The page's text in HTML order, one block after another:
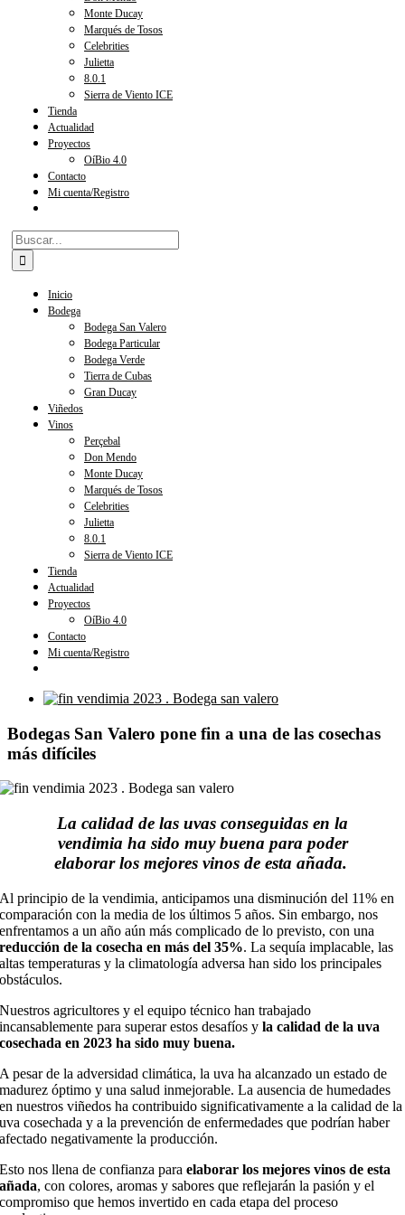
Monte Ducay
Marqués de Tosos
Celebrities
Julietta
8.0.1
Sierra de Viento ICE
Tienda
Actualidad
Proyectos
OíBio 4.0
Contacto
Mi cuenta/Registro
Buscar:
Inicio
Bodega
Bodega San Valero
Bodega Particular
Bodega Verde
Tierra de Cubas
Gran Ducay
Viñedos
Vinos
Perçebal
Don Mendo
Monte Ducay
Marqués de Tosos
Celebrities
Julietta
8.0.1
Sierra de Viento ICE
Tienda
Actualidad
Proyectos
OíBio 4.0
Contacto
Mi cuenta/Registro
Ver
más
grande
Bodegas San Valero pone fin a una de las cosechas
más difíciles
La calidad de las uvas conseguidas en la
vendimia ha sido muy buena para poder
elaborar los mejores vinos de esta añada.
Al principio de la vendimia, anticipamos una disminución del 11% en
comparación con la media de los últimos 5 años. Sin embargo, nos
enfrentamos a un año aún más complicado de lo previsto, con una
reducción de la cosecha en más del 35%. La sequía implacable, las
altas temperaturas y la climatología adversa han sido los principales
obstáculos.
Nuestros agricultores y el equipo técnico han trabajado
incansablemente para superar estos desafíos yla calidad de la uva
cosechada en 2023 ha sido muy buena.
A pesar de la adversidad climática, la uva ha alcanzado un estado de
madurez óptimo y una salud inmejorable. La ausencia de humedades
en nuestros viñedos ha contribuido significativamente a la calidad de la
uva cosechada y a la prevención de enfermedades que podrían haber
afectado negativamente la producción.
Esto nos llena de confianza para elaborar los mejores vinos de esta
añada, con colores, aromas y sabores que reflejarán la pasión y el
compromiso que hemos invertido en cada etapa del proceso